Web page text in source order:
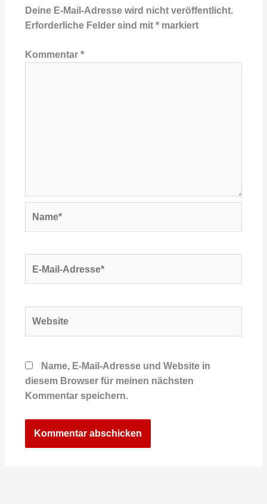
Deine E-Mail-Adresse wird nicht veröffentlicht.
Erforderliche Felder sind mit *markiert
Kommentar *
Mail-
Name, E-Mail-Adresse und Website in
diesem Browser für meinen nächsten
Kommentar speichern.